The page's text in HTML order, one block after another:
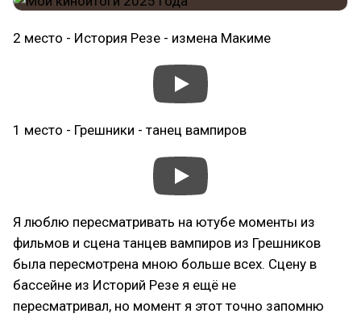
2 место - История Резе - измена Макиме
1 место - Грешники - танец вампиров
Я люблю пересматривать на ютубе моменты из
фильмов и сцена танцев вампиров из Грешников
была пересмотрена мною больше всех. Сцену в
бассейне из Историй Резе я ещё не
пересматривал, но момент я этот точно запомню